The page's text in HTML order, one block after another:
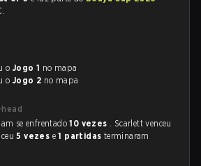
o Jogo 1 no mapa
o Jogo 2 no mapa
se enfrentado10 vezes . Scarlett venceu
5 vezes e1 partidas terminaram